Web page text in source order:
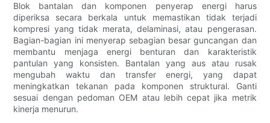
Blok bantalan dan komponen penyerap energi harus
diperiksa secara berkala untuk memastikan tidak terjadi
kompresi yang tidak merata, delaminasi, atau pengerasan.
Bagian-bagian ini menyerap sebagian besar guncangan dan
membantu menjaga energi benturan dan karakteristik
pantulan yang konsisten. Bantalan yang aus atau rusak
mengubah waktu dan transfer energi, yang dapat
meningkatkan tekanan pada komponen struktural. Ganti
sesuai dengan pedoman OEM atau lebih cepat jika metrik
kinerja menurun.